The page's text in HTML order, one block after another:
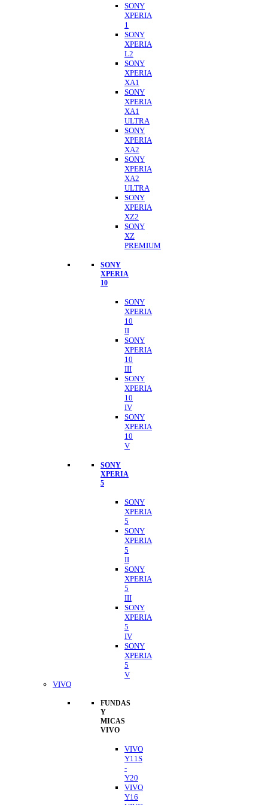
SONY
XPERIA
1
SONY
XPERIA
L2
SONY
XPERIA
XA1
SONY
XPERIA
XA1
ULTRA
SONY
XPERIA
XA2
SONY
XPERIA
XA2
ULTRA
SONY
XPERIA
XZ2
SONY
XZ
PREMIUM
SONY
XPERIA
10
SONY
XPERIA
10
II
SONY
XPERIA
10
III
SONY
XPERIA
10
IV
SONY
XPERIA
10
V
SONY
XPERIA
5
SONY
XPERIA
5
SONY
XPERIA
5
II
SONY
XPERIA
5
III
SONY
XPERIA
5
IV
SONY
XPERIA
5
V
VIVO
FUNDAS
Y
MICAS
VIVO
VIVO
Y11S
-
Y20
VIVO
Y16